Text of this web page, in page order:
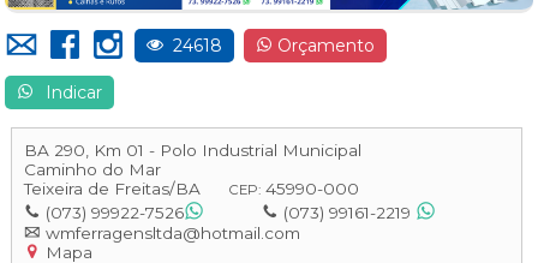
24618 Orçamento
Indicar
BA 290, Km 01 - Polo Industrial Municipal
Caminho do Mar
Teixeira de Freitas/BA CEP: 45990-000
(073) 99922-7526
(073) 99161-2219
wmferragensltda@hotmail.com
Mapa